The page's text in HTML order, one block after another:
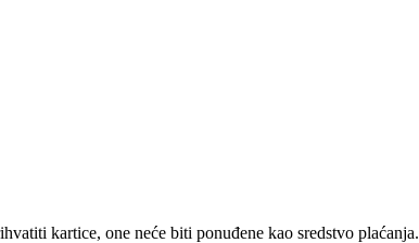
kartice, one neće biti ponuđene kao sredstvo plaćanja.